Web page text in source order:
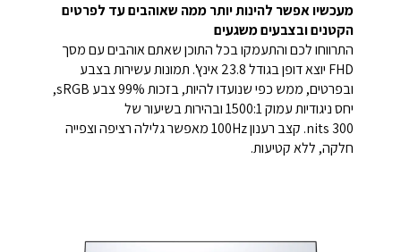
מעכשיו אפשר להינות יותר ממה שאוהבים עד לפרטים
הקטנים ובצבעים משגעים
התרווחו לכם והתעמקו בכל התוכן שאתם אוהבים עם מסך
FHD יוצא דופן בגודל 23.8 אינץ'. תמונות עשירות בצבע
ובפרטים, ממש כפי שנועדו להיות, בזכות 99% צבע sRGB,
יחס ניגודיות עמוק 1500:1 ובהירות בשיעור של
300
nits‏.
קצב רענון 100Hz מאפשר גלילה רציפה וצפייה
חלקה, ללא קטיעות.